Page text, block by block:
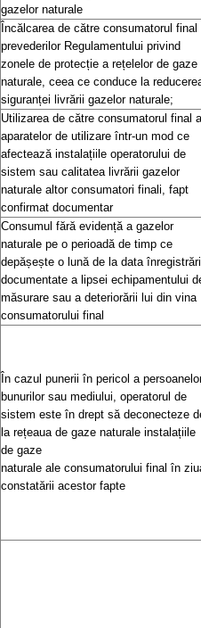
gazelor naturale
Încălcarea de către consumatorul final
prevederilor Regulamentului privind
zonele de protecție a rețelelor de gaze
naturale, ceea ce conduce la
siguranței livrării gazelor naturale;
Utilizarea de către consumatorul final a
aparatelor de utilizare într-un mod ce
afectează instalațiile operatorului de
sistem sau calitatea livrării gazelor
naturale altor consumatori finali, fapt
confirmat documentar
Consumul fără evidență a gazelor
naturale pe o perioadă de timp ce
depășește o lună de la data
documentate a lipsei echipamentului
măsurare sau a deteriorării lui din vina
consumatorului final
În cazul punerii în pericol a
bunurilor sau mediului, operatorul de
sistem este în drept să deconecteze
la rețeaua de gaze naturale instalațiile
de gaze
naturale ale consumatorului final în
constatării acestor fapte